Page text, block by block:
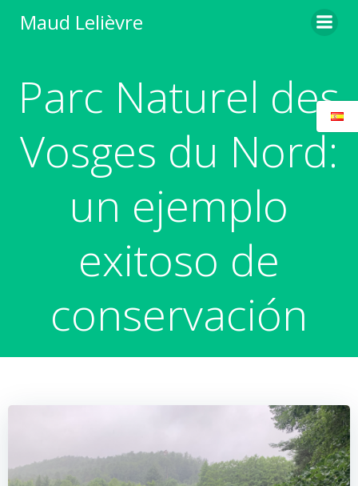
Maud Lelièvre
Parc Naturel des
Vosges du Nord:
un ejemplo
exitoso de
conservación